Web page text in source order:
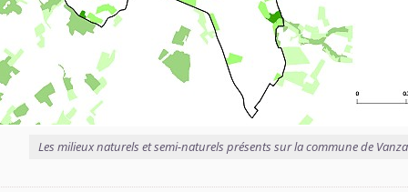
Les milieux naturels et semi-naturels présents sur la commune de